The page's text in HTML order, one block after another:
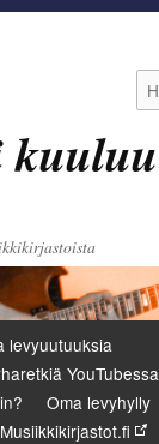
levyuutuuksia
YouTubessa
Oma levyhylly
Musiikkikirjastot.fi